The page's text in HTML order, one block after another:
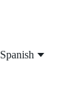
Spanish